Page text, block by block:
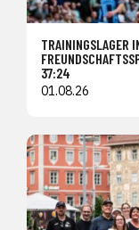
TRAININGSLAGER
37:24
01.08.26